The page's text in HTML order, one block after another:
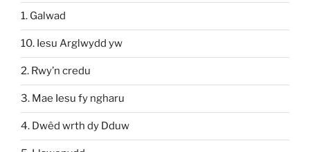
1. Galwad
10. Iesu Arglwydd yw
2. Rwy’n credu
3. Mae Iesu fy ngharu
4. Dwêd wrth dy Dduw